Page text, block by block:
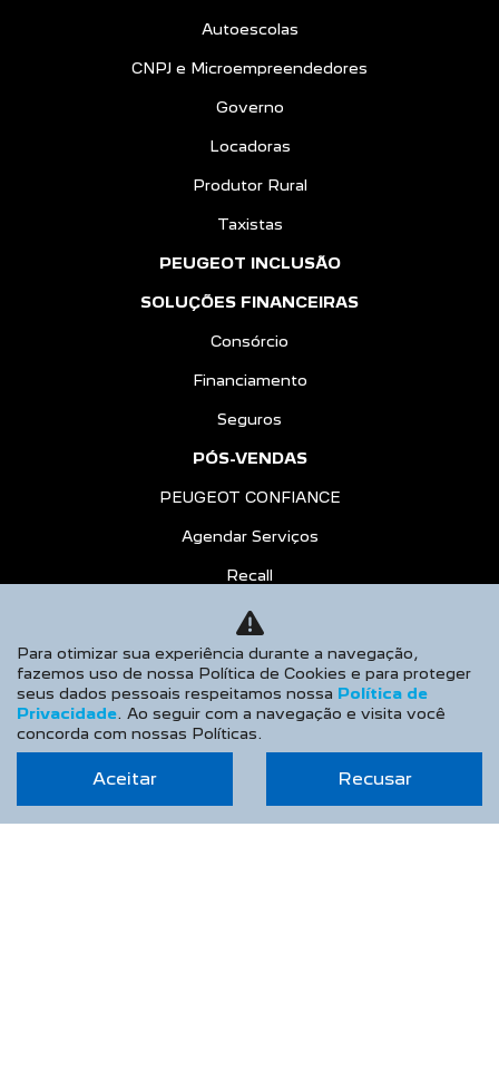
Autoescolas
CNPJ e Microempreendedores
Governo
Locadoras
Produtor Rural
Taxistas
PEUGEOT INCLUSÃO
SOLUÇÕES FINANCEIRAS
Consórcio
Financiamento
Seguros
PÓS-VENDAS
PEUGEOT CONFIANCE
Agendar Serviços
Recall
Peças e Acessórios
CONTATO
Sobre Nós
Fale Conosco
Agende um Emotion Drive
Trabalhe Conosco
Para otimizar sua experiência durante a navegação,
fazemos uso de nossa Política de Cookies e para proteger
seus dados pessoais respeitamos nossa Política de
Privacidade. Ao seguir com a navegação e visita você
concorda com nossas Políticas.
Aceitar Recusar